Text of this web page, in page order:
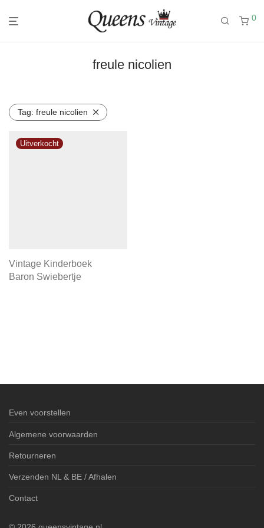
0
freule nicolien
Tag: freule nicolien
Vintage Kinderboek
Baron Swiebertje
Even voorstellen
Algemene voorwaarden
Retourneren
Verzenden NL & BE / Afhalen
Contact